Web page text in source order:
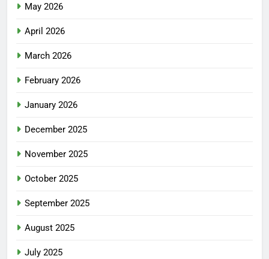
May 2026
April 2026
March 2026
February 2026
January 2026
December 2025
November 2025
October 2025
September 2025
August 2025
July 2025